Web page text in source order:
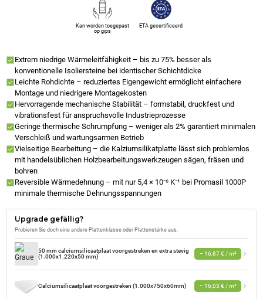
Extrem niedrige Wärmeleitfähigkeit – bis zu 75% besser als
konventionelle Isoliersteine bei identischer Schichtdicke
Leichte Rohdichte – reduziertes Eigengewicht ermöglicht einfachere
Montage und niedrigere Montagekosten
Hervorragende mechanische Stabilität – formstabil, druckfest und
vibrationsfest für anspruchsvolle Industrieprozesse
Geringe thermische Schrumpfung – weniger als 2% garantiert minimalen
Verschleiß und wartungsarmen Betrieb
Vielseitige Bearbeitung – die Kalziumsilikatplatte lässt sich problemlos
mit handelsüblichen Holzbearbeitungswerkzeugen sägen, fräsen und
bohren
Reversible Wärmedehnung – mit nur 5,4 × 10⁻⁶ K⁻¹ bei Promasil 1000P
minimale thermische Dehnungsspannungen
Upgrade gefällig?
Probieren Sie doch eine andere Plattenklasse oder Plattenstärke aus.
50 mm calciumsilicaatplaat voorgestreken en extra stevig
(1.000x1.220x50 mm) − 16,87 € / m²
Calciumsilicaatplaat voorgestreken (1.000x750x60mm) − 16,03 € / m²
Kan worden toegepast
op gips
ETA gecertificeerd